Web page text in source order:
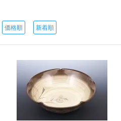
価格順 新着順